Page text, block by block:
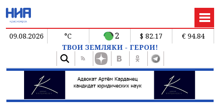
09.08.2026 °C 2 $ 82.17
€ 94.84
ТВОИ ЗЕМЛЯКИ - ГЕРОИ!